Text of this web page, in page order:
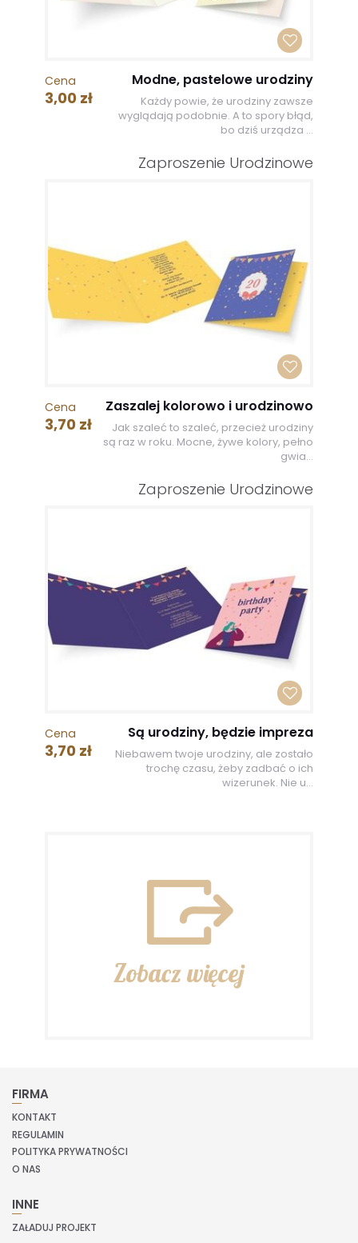
Cena
3,00 zł
Modne, pastelowe urodziny
Każdy powie, że urodziny zawsze
wyglądają podobnie. A to spory błąd,
bo dziś urządza ...
Zaproszenie Urodzinowe
Cena
3,70 zł
Zaszalej kolorowo i urodzinowo
Jak szaleć to szaleć, przecież urodziny
są raz w roku. Mocne, żywe kolory, pełno
gwia...
Zaproszenie Urodzinowe
Cena
3,70 zł
Są urodziny, będzie impreza
Niebawem twoje urodziny, ale zostało
trochę czasu, żeby zadbać o ich
wizerunek. Nie u...
Zobacz więcej
FIRMA
KONTAKT
REGULAMIN
POLITYKA PRYWATNOŚCI
O NAS
INNE
ZAŁADUJ PROJEKT